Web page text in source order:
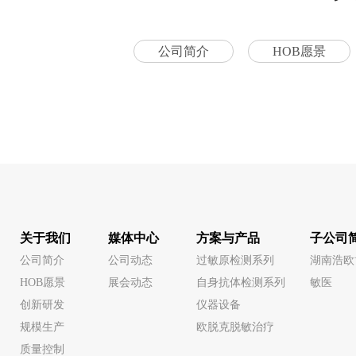
公司简介 HOB愿景
关于我们
公司简介
HOB愿景
创新研发
规模生产
质量控制
媒体中心
公司动态
展会动态
方案与产品
过敏原检测系列
自身抗体检测系列
仪器设备
欧脱克脱敏治疗
子公司
湖南浩
敏医